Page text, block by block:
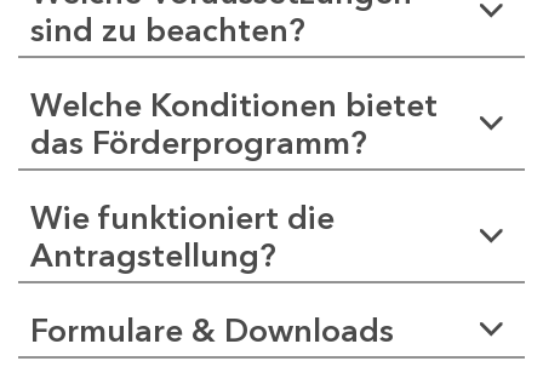
sind zu beachten?
Welche Konditionen bietet
das Förderprogramm?
Wie funktioniert die
Antragstellung?
Formulare & Downloads